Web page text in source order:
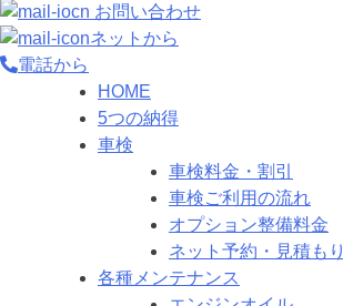
お問い合わせ
ネットから
電話から
HOME
5つの納得
車検
車検料金・割引
車検ご利用の流れ
オプション整備料金
ネット予約・見積もり
各種メンテナンス